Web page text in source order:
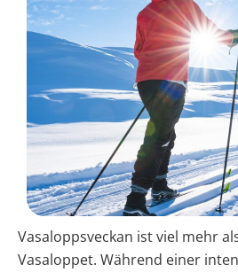
Vasaloppsveckan ist viel mehr
Vasaloppet. Während einer